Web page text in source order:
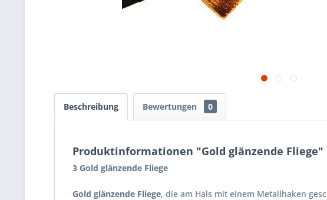
Beschreibung Bewertungen 0
Produktinformationen "Gold glänzende Fliege"
3 Gold glänzende Fliege
Gold glänzende Fliege, die am Hals mit einem Metallhaken